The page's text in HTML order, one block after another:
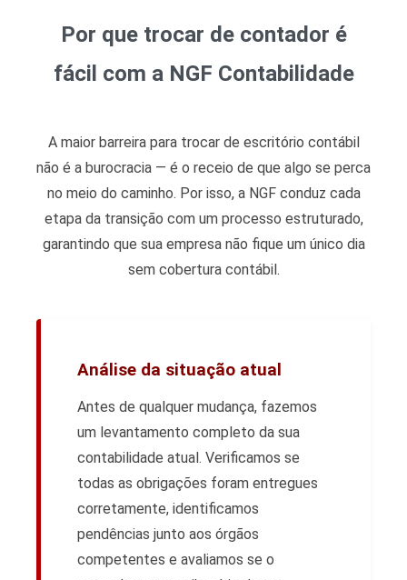
Por que trocar de contador é
fácil com a NGF Contabilidade
A maior barreira para trocar de escritório contábil
não é a burocracia — é o receio de que algo se perca
no meio do caminho. Por isso, a NGF conduz cada
etapa da transição com um processo estruturado,
garantindo que sua empresa não fique um único dia
sem cobertura contábil.
Análise da situação atual
Antes de qualquer mudança, fazemos
um levantamento completo da sua
contabilidade atual. Verificamos se
todas as obrigações foram entregues
corretamente, identificamos
pendências junto aos órgãos
competentes e avaliamos se o